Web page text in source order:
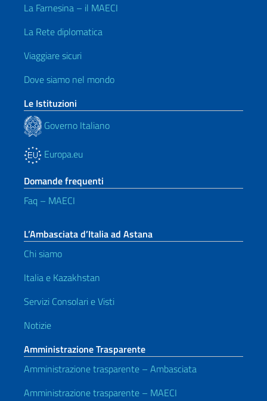
La Farnesina – il MAECI
La Rete diplomatica
Viaggiare sicuri
Dove siamo nel mondo
Le Istituzioni
Governo Italiano
Europa.eu
Domande frequenti
Faq – MAECI
L’Ambasciata d’Italia ad Astana
Chi siamo
Italia e Kazakhstan
Servizi Consolari e Visti
Notizie
Amministrazione Trasparente
Amministrazione trasparente – Ambasciata
Amministrazione trasparente – MAECI